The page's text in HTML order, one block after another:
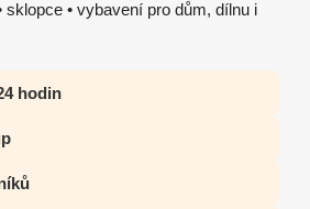
sklopce • vybavení pro dům, dílnu i
hodin